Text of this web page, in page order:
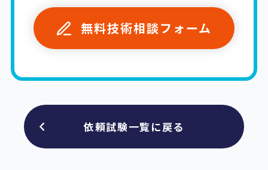
無料技術相談フォーム
依頼試験一覧に戻る